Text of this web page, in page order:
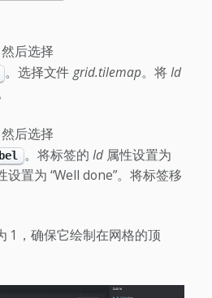
后选择
。选择文件grid.tilemap。将Id
后选择
。将标签的Id属性设置为
设置为 “Well done”。将标签移
1，确保它绘制在网格的顶